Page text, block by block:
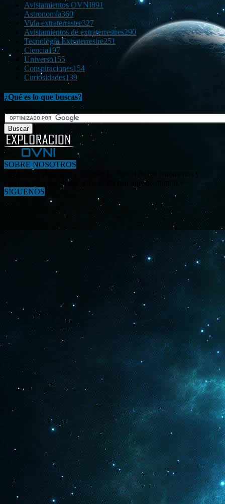
Avistamientos OVNI891
Astronomía360
Vida extraterrestre327
Avistamientos de extraterrestres290
Tecnología Extraterrestre251
Ciencia197
Universo155
Conspiraciones154
Curiosidades139
¿Qué es lo que buscas?
SOBRE NOSOTROS
«Investigar, descubrir y difundir la verdad de los fenómenos y
enigmas relacionados al tema OVNI en nuestro mundo.»
SÍGUENOS